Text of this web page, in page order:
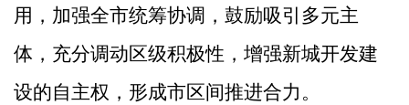
用，加强全市统筹协调，鼓励吸引多元主
体，充分调动区级积极性， 增强新城开发建
设的自主权，形成市区间推进合力。